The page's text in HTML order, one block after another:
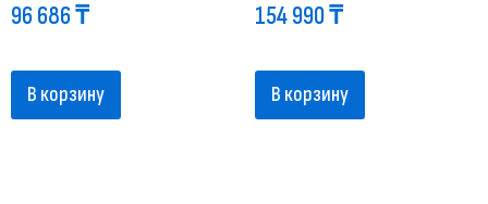
96 686₸
В корзину
154 990₸
В корзину